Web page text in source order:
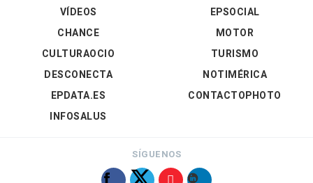
VÍDEOS
EPSOCIAL
CHANCE
CULTURAOCIO
DESCONECTA
EPDATA.ES
INFOSALUS
MOTOR
TURISMO
NOTIMÉRICA
CONTACTOPHOTO
SÍGUENOS